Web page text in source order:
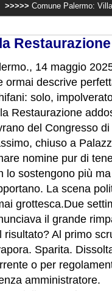
Palermo: Villa
Restaurazione
14 maggio
ormai descrive
solo,
Restaurazione
del Congresso
chiuso a
nomine pur di
lo sostengono più
La scena
grottesca.Due
il grande
Al primo
Sparita.
o per
amministratore.